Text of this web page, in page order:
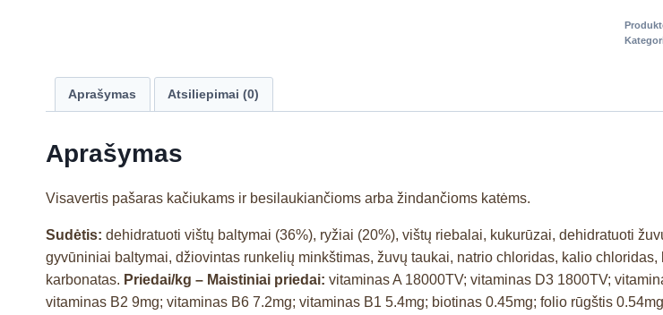
Aprašymas Atsiliepimai (0)
Aprašymas
Visavertis pašaras kačiukams ir besilaukiančioms arba žindančioms katėms.
Sudėtis: dehidratuoti vištų baltymai (36%), ryžiai (20%), vištų riebalai, kukurūzai, dehidratuoti
gyvūniniai baltymai, džiovintas runkelių minkštimas, žuvų taukai, natrio chloridas, kalio
karbonatas. Priedai/kg – Maistiniai priedai: vitaminas A 18000TV; vitaminas D3 1800TV;
vitaminas B2 9mg; vitaminas B6 7.2mg; vitaminas B1 5.4mg; biotinas 0.45mg; folio rūgštis